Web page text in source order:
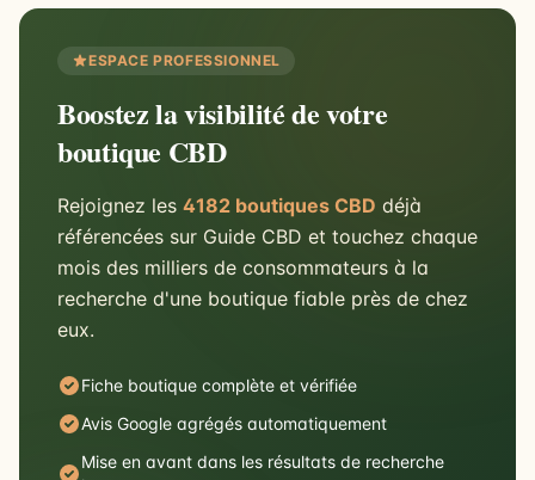
ESPACE PROFESSIONNEL
Boostez la visibilité de votre
boutique CBD
Rejoignez les 4182 boutiques CBD déjà
référencées sur Guide CBD et touchez chaque
mois des milliers de consommateurs à la
recherche d'une boutique fiable près de chez
eux.
Fiche boutique complète et vérifiée
Avis Google agrégés automatiquement
Mise en avant dans les résultats de recherche